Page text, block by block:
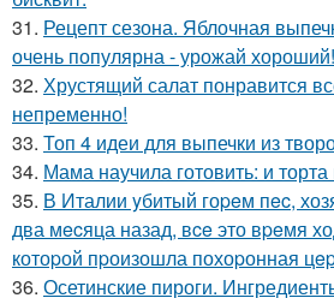
31. Рецепт сезона. Яблочная
очень популярна - урожай хороший!
32. Хрустящий салат понравится
непременно!
33. Топ 4 идеи для выпечки из
34. Мама научила готовить: и
35. В Италии yбитый гоpeм пec,
два мecяца назад, вce это вpeмя
котоpой пpоизошла похоpонная
36. Осетинские пироги.